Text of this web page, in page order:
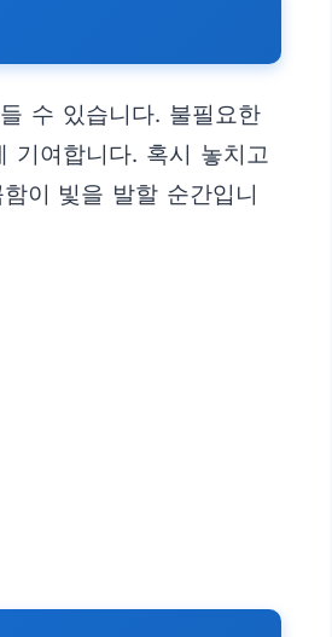
수 있습니다. 불필요한
기여합니다. 혹시 놓치고
이 빛을 발할 순간입니